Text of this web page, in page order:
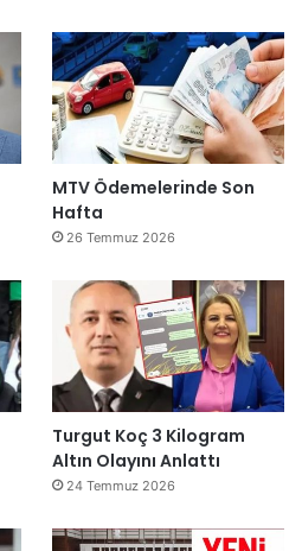
MTV Ödemelerinde Son
Hafta
26 Temmuz 2026
Turgut Koç 3 Kilogram
Altın Olayını Anlattı
24 Temmuz 2026